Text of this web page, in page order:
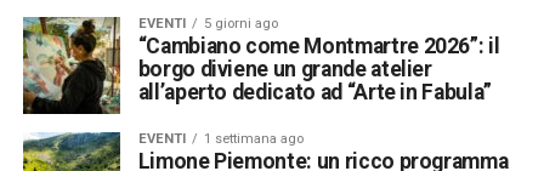
EVENTI 5 giorni ago
“Cambiano come Montmartre 2026”: il
borgo diviene un grande atelier
all’aperto dedicato ad “Arte in Fabula”
EVENTI 1 settimana ago
Limone Piemonte: un ricco programma